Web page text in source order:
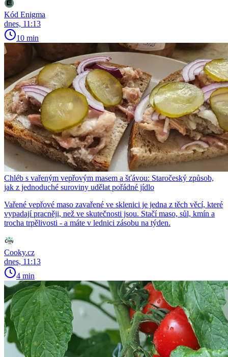
Kód Enigma
dnes, 11:13
10 min
Chléb s vařeným vepřovým masem a šťávou: Staročeský způsob,
jak z jednoduché suroviny udělat pořádné jídlo
Vařené vepřové maso zavařené ve sklenici je jedna z těch věcí, které
vypadají pracněji, než ve skutečnosti jsou. Stačí maso, sůl, kmín a
trocha trpělivosti - a máte v lednici zásobu na týden.
Cooky.cz
dnes, 11:13
4 min